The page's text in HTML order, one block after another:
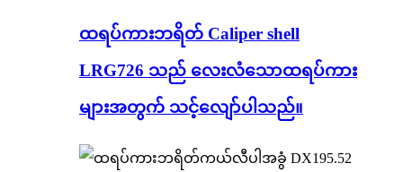
ထရပ်ကားဘရိတ် Caliper shell
LRG726 သည် လေးလံသောထရပ်ကား
များအတွက် သင့်လျော်ပါသည်။